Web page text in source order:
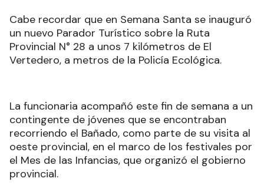
Cabe recordar que en Semana Santa se inauguró
un nuevo Parador Turístico sobre la Ruta
Provincial N° 28 a unos 7 kilómetros de El
Vertedero, a metros de la Policía Ecológica.
La funcionaria acompañó este fin de semana a un
contingente de jóvenes que se encontraban
recorriendo el Bañado, como parte de su visita al
oeste provincial, en el marco de los festivales por
el Mes de las Infancias, que organizó el gobierno
provincial.